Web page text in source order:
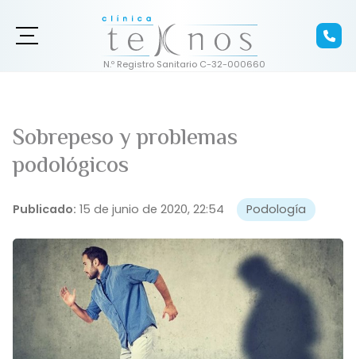
Sobrepeso y problemas
podológicos
Publicado: 15 de junio de 2020, 22:54 Podología